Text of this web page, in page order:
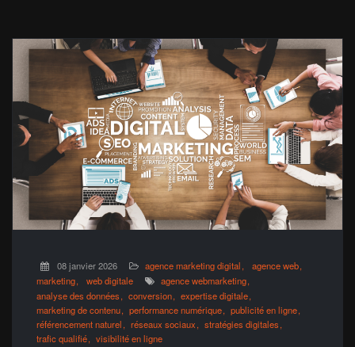
08 janvier 2026 agence marketing digital
agence web
marketing
web digitale
agence webmarketing
analyse des données
conversion
expertise digitale
marketing de contenu
performance numérique
publicité en ligne
référencement naturel
réseaux sociaux
stratégies digitales
trafic qualifié
visibilité en ligne